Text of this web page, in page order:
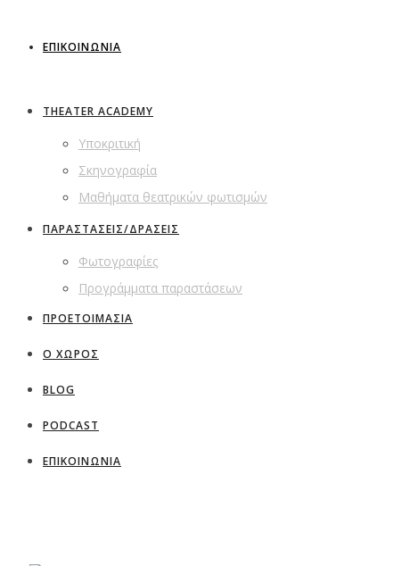
ΕΠΙΚΟΙΝΩΝΙΑ
THEATER ACADEMY
Υποκριτική
Σκηνογραφία
Μαθήματα θεατρικών φωτισμών
ΠΑΡΑΣΤΑΣΕΙΣ/ΔΡΑΣΕΙΣ
Φωτογραφίες
Προγράμματα παραστάσεων
ΠΡΟΕΤΟΙΜΑΣΙΑ
Ο ΧΩΡΟΣ
BLOG
PODCAST
ΕΠΙΚΟΙΝΩΝΙΑ